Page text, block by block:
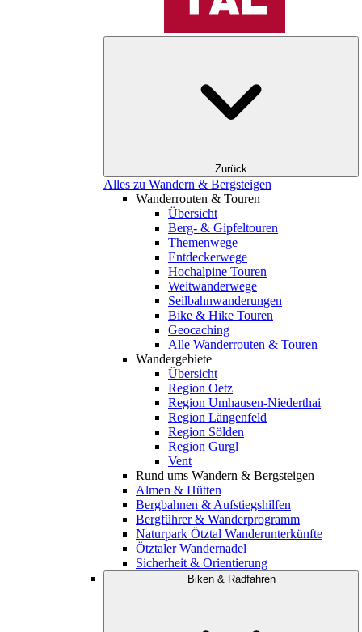
Zurück
Alles zu Wandern & Bergsteigen
Wanderrouten & Touren
Übersicht
Berg- & Gipfeltouren
Themenwege
Entdeckerwege
Hochalpine Touren
Weitwanderwege
Seilbahnwanderungen
Bike & Hike Touren
Geocaching
Alle Wanderrouten & Touren
Wandergebiete
Übersicht
Region Oetz
Region Umhausen-Niederthai
Region Längenfeld
Region Sölden
Region Gurgl
Vent
Rund ums Wandern & Bergsteigen
Almen & Hütten
Bergbahnen & Aufstiegshilfen
Bergführer & Wanderprogramm
Naturpark Ötztal Wanderunterkünfte
Ötztaler Wandernadel
Sicherheit & Orientierung
Biken & Radfahren